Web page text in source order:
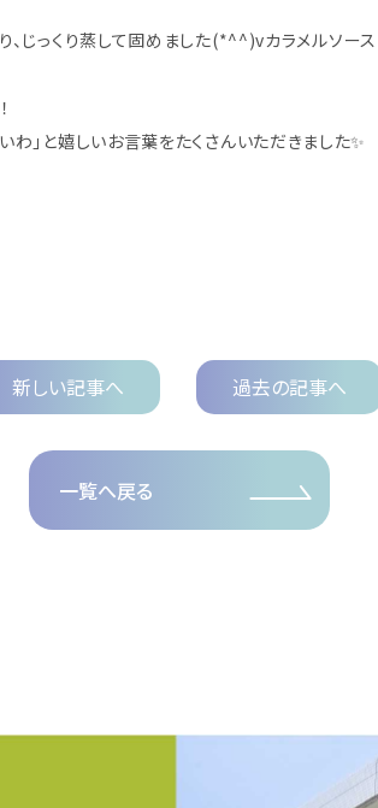
じっくり蒸して固めました(*^^)vカラメルソース
」と嬉しいお言葉をたくさんいただきました✨
新しい記事へ 過去の記事へ
一覧へ戻る